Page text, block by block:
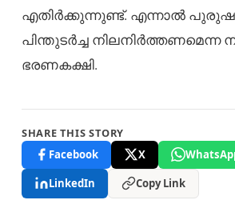
എതിർക്കുന്നുണ്ട്. എന്നാൽ പുരുഷ
പിന്തുടർച്ച നിലനിർത്തണമെന്ന
ഭരണകക്ഷി.
SHARE THIS STORY
Facebook
X
LinkedIn
Copy Link